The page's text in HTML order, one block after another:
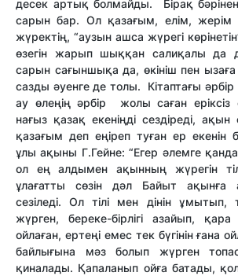
десек артық болмайды. Бірақ
сарын бар. Ол қазағым, елім, жерім
жүректің, “аузын ашса жүрегі
өзегін жарып шыққан салиқалы да
сарын сағыншықа да, өкініш пен
сазды әуенге де толы. Кітаптағы
ау өлеңің әрбір жолы саған еріксіз
нағыз қазақ екеніңді сездіреді, ақын
қазағым деп еңіреп туған ер екенін
ұлы ақыны Г.Гейне: “Егер әлемге
ол ең алдымен ақынның жүрегін
ұлағатты сөзін дәл Байыт ақынға
сезіледі. Ол тілі мен дінін ұмытып,
жүрген, береке-бірлігі азайып,
ойлаған, ертеңі емес тек бүгінін ғана
байлығына мәз болып жүрген
қиналады. Қапаланып ойға батады,